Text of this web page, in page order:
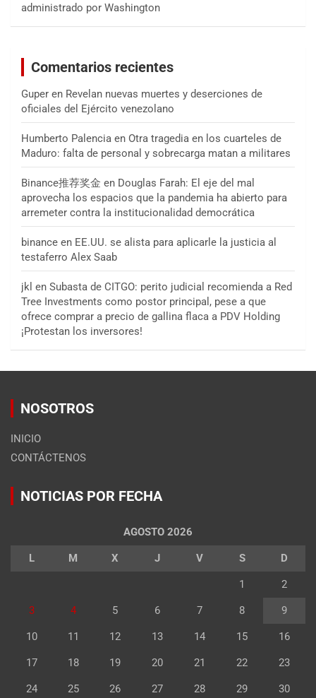
administrado por Washington
Comentarios recientes
Guper en Revelan nuevas muertes y deserciones de
oficiales del Ejército venezolano
Humberto Palencia en Otra tragedia en los cuarteles de
Maduro: falta de personal y sobrecarga matan a militares
Binance推荐奖金 en Douglas Farah: El eje del mal
aprovecha los espacios que la pandemia ha abierto para
arremeter contra la institucionalidad democrática
binance en EE.UU. se alista para aplicarle la justicia al
testaferro Alex Saab
jkl en Subasta de CITGO: perito judicial recomienda a Red
Tree Investments como postor principal, pese a que
ofrece comprar a precio de gallina flaca a PDV Holding
¡Protestan los inversores!
NOSOTROS
INICIO
CONTÁCTENOS
NOTICIAS POR FECHA
AGOSTO 2026
L M X J V S D
1 2
3 4 5 6 7 8 9
10 11 12 13 14 15 16
17 18 19 20 21 22 23
24 25 26 27 28 29 30